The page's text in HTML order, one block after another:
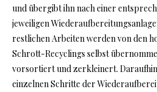
und übergibt ihn nach einer
jeweiligen
restlichen Arbeiten werden von den
Schrott-Recyclings selbst
vorsortiert und zerkleinert.
einzelnen Schritte der